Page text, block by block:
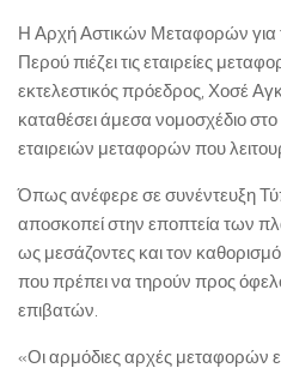
Η Αρχή Αστικών Μεταφορών για
Περού πιέζει τις εταιρείες
εκτελεστικός πρόεδρος, Χοσέ
καταθέσει άμεσα νομοσχέδιο
εταιρειών μεταφορών που
Όπως ανέφερε σε συνέντευξη
αποσκοπεί στην εποπτεία των
ως μεσάζοντες και τον
που πρέπει να τηρούν προς
επιβατών.
«Οι αρμόδιες αρχές μεταφορών